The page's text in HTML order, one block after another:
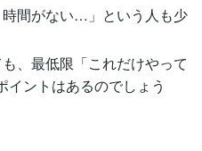
間がない…」という人も少
、最低限「これだけやって
イントはあるのでしょう